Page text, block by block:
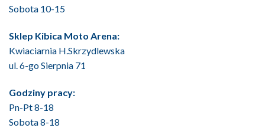
Sobota 10-15
Sklep Kibica Moto Arena:
Kwiaciarnia H.Skrzydlewska
ul. 6-go Sierpnia 71
Godziny pracy:
Pn-Pt 8-18
Sobota 8-18